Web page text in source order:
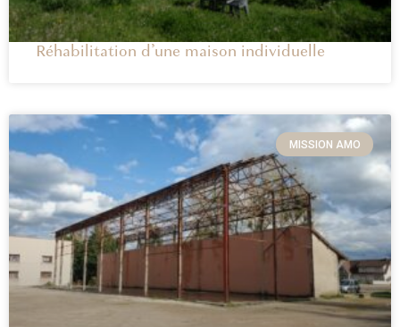
Réhabilitation d’une maison individuelle
MISSION AMO